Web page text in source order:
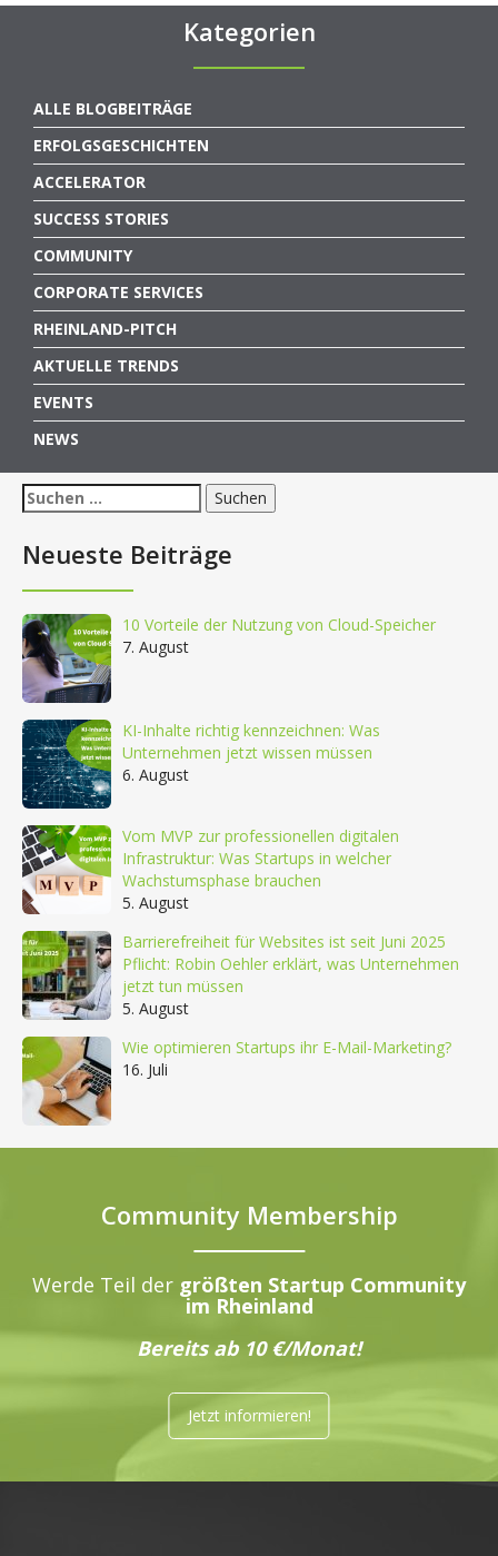
Kategorien
ALLE BLOGBEITRÄGE
ERFOLGSGESCHICHTEN
ACCELERATOR
SUCCESS STORIES
COMMUNITY
CORPORATE SERVICES
RHEINLAND-PITCH
AKTUELLE TRENDS
EVENTS
NEWS
Suchen
nach:
Neueste Beiträge
10 Vorteile der Nutzung von Cloud-Speicher
7. August
KI-Inhalte richtig kennzeichnen: Was
Unternehmen jetzt wissen müssen
6. August
Vom MVP zur professionellen digitalen
Infrastruktur: Was Startups in welcher
Wachstumsphase brauchen
5. August
Barrierefreiheit für Websites ist seit Juni 2025
Pflicht: Robin Oehler erklärt, was Unternehmen
jetzt tun müssen
5. August
Wie optimieren Startups ihr E-Mail-Marketing?
16. Juli
Community Membership
Werde Teil der größten Startup Community
im Rheinland
Bereits ab 10 €/Monat!
Jetzt informieren!